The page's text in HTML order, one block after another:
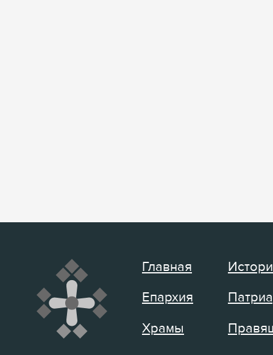
Главная
Епархия
Храмы